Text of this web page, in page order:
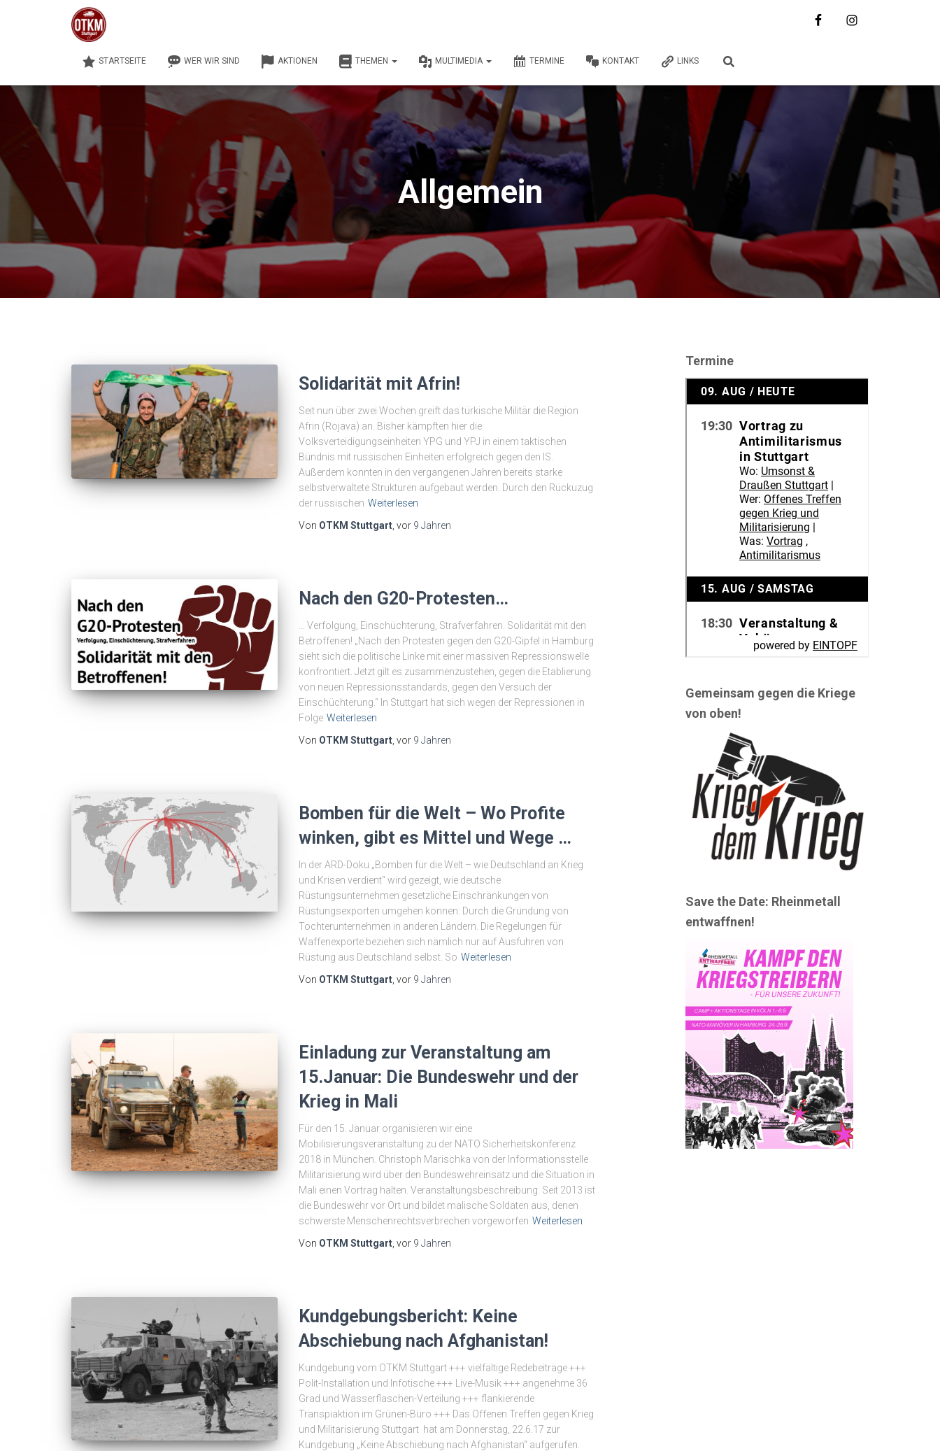
STARTSEITE WER WIR SIND AKTIONEN THEMEN MULTIMEDIA TERMINE KONTAKT LINKS
Allgemein
Solidarität mit Afrin!
Seit nun über zwei Wochen greift das türkische Militär die Region
Afrin (Rojava) an. Bisher kämpften hier die
Volksverteidigungseinheiten YPG und YPJ in einem taktischen
Bündnis mit russischen Einheiten erfolgreich gegen den IS.
Außerdem konnten in den vergangenen Jahren bereits starke
selbstverwaltete Strukturen aufgebaut werden. Durch den Rückuzug
der russischen Weiterlesen
Von OTKM Stuttgart , vor 9 Jahren
Nach den G20-Protesten…
… Verfolgung, Einschüchterung, Strafverfahren. Solidarität mit den
Betroffenen! „Nach den Protesten gegen den G20-Gipfel in Hamburg
sieht sich die politische Linke mit einer massiven Repressionswelle
konfrontiert. Jetzt gilt es zusammenzustehen, gegen die Etablierung
von neuen Repressionsstandards, gegen den Versuch der
Einschüchterung.“ In Stuttgart hat sich wegen der Repressionen in
Folge Weiterlesen
Von OTKM Stuttgart , vor 9 Jahren
Bomben für die Welt – Wo Profite
winken, gibt es Mittel und Wege …
In der ARD-Doku „Bomben für die Welt – wie Deutschland an Krieg
und Krisen verdient“ wird gezeigt, wie deutsche
Rüstungsunternehmen gesetzliche Einschränkungen von
Rüstungsexporten umgehen können: Durch die Gründung von
Tochterunternehmen in anderen Ländern. Die Regelungen für
Waffenexporte beziehen sich nämlich nur auf Ausfuhren von
Rüstung aus Deutschland selbst. So Weiterlesen
Von OTKM Stuttgart , vor 9 Jahren
Einladung zur Veranstaltung am
15.Januar: Die Bundeswehr und der
Krieg in Mali
Für den 15. Januar organisieren wir eine
Mobilisierungsveranstaltung zu der NATO Sicherheitskonferenz
2018 in München. Christoph Marischka von der Informationsstelle
Militarisierung wird über den Bundeswehreinsatz und die Situation in
Mali einen Vortrag halten. Veranstaltungsbeschreibung: Seit 2013 ist
die Bundeswehr vor Ort und bildet malische Soldaten aus, denen
schwerste Menschenrechtsverbrechen vorgeworfen Weiterlesen
Von OTKM Stuttgart , vor 9 Jahren
Kundgebungsbericht: Keine
Abschiebung nach Afghanistan!
Kundgebung vom OTKM Stuttgart +++ vielfältige Redebeiträge +++
Polit-Installation und Infotische +++ Live-Musik +++ angenehme 36
Grad und Wasserflaschen-Verteilung +++ flankierende
Transpiaktion im Grünen-Büro +++ Das Offenen Treffen gegen Krieg
und Militarisierung Stuttgart hat am Donnerstag, 22.6.17 zur
Kundgebung „Keine Abschiebung nach Afghanistan“ aufgerufen.
Termine
Gemeinsam gegen die Kriege
von oben!
Save the Date: Rheinmetall
entwaffnen!